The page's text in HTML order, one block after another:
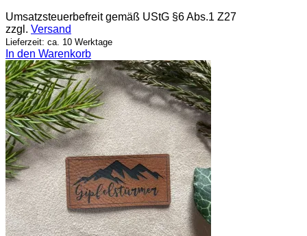
Umsatzsteuerbefreit gemäß UStG §6 Abs.1 Z27
zzgl. Versand
Lieferzeit: ca. 10 Werktage
In den Warenkorb